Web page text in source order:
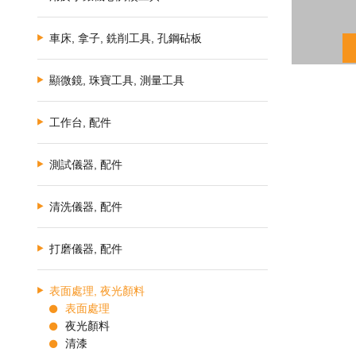
車床, 拿子, 銑削工具, 孔鋼砧板
顯微鏡, 珠寶工具, 測量工具
工作台, 配件
測試儀器, 配件
清洗儀器, 配件
打磨儀器, 配件
表面處理, 夜光顏料
表面處理
夜光顏料
清漆